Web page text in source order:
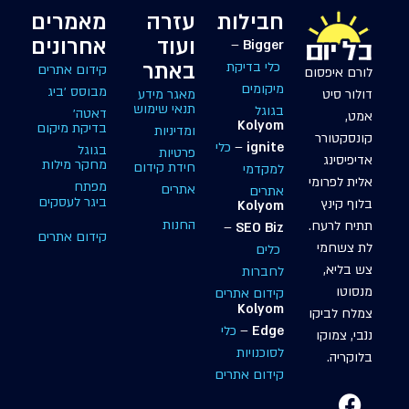
לורם איפסום
דולור סיט
אמט,
קונסקטורר
אדיפיסינג
אלית לפרומי
בלוף קינץ
תתיח לרעח.
לת צשחמי
צש בליא,
מנסוטו
צמלח לביקו
ננבי, צמוקו
בלוקריה.
חבילות
Bigger
–
כלי בדיקת
מיקומים
בגוגל
Kolyom
ignite
– כלי
למקדמי
אתרים
Kolyom
SEO Biz
–
כלים
לחברות
קידום אתרים
Kolyom
Edge
– כלי
לסוכנויות
קידום אתרים
עזרה
ועוד
באתר
מאגר מידע
תנאי שימוש
ומדיניות
פרטיות
חידת קידום
אתרים
החנות
מאמרים
אחרונים
קידום אתרים
מבוסס ׳ביג
דאטה׳
בדיקת מיקום
בגוגל
מחקר מילות
מפתח
ביגר לעסקים
קידום אתרים